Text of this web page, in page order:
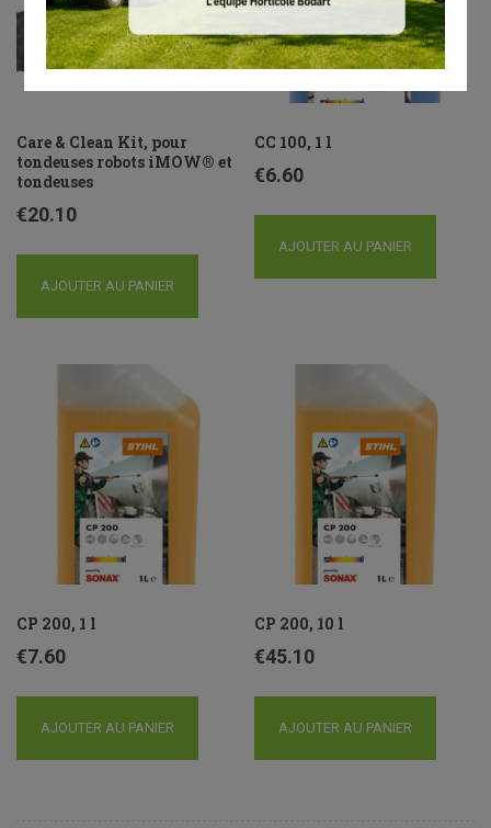
Care & Clean Kit, pour
tondeuses robots iMOW® et
tondeuses
€20.10
AJOUTER AU PANIER
CC 100, 1 l
€6.60
AJOUTER AU PANIER
CP 200, 1 l
€7.60
AJOUTER AU PANIER
CP 200, 10 l
€45.10
AJOUTER AU PANIER